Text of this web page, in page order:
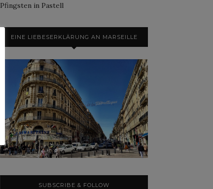
Pfingsten in Pastell
EINE LIEBESERKLÄRUNG AN MARSEILLE
SUBSCRIBE & FOLLOW